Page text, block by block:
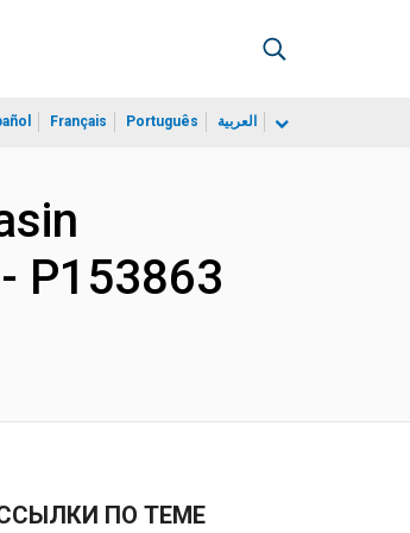
Français Português العربية
P153863
ПО ТЕМЕ